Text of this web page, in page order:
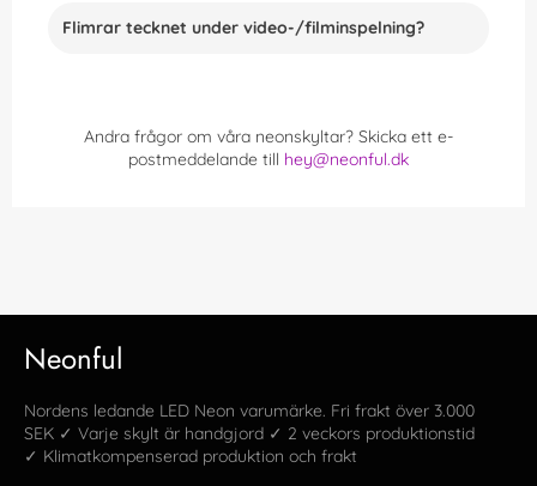
Flimrar tecknet under video-/filminspelning?
Andra frågor om våra neonskyltar? Skicka ett e-
postmeddelande till hey@neonful.dk
Neonful
Nordens ledande LED Neon varumärke. Fri frakt över 3.000
SEK ✓ Varje skylt är handgjord ✓ 2 veckors produktionstid
✓ Klimatkompenserad produktion och frakt